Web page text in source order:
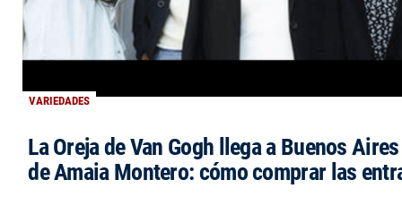
VARIEDADES
La Oreja de Van Gogh llega a Buenos
de Amaia Montero: cómo comprar las